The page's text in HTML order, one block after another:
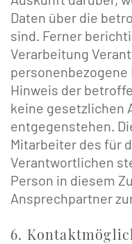
Daten über die
sind. Ferner
Verarbeitung
personenbezogene
Hinweis der
keine gesetzlichen
entgegenstehen.
Mitarbeiter des für
Verantwortlichen
Person in diesem
Ansprechpartner
6.